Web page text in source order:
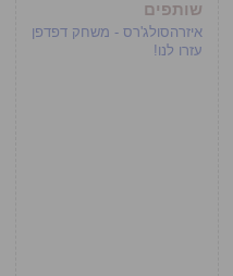
שותפים
איזרהסולג'רס - משחק דפדפן
עזרו לנו!